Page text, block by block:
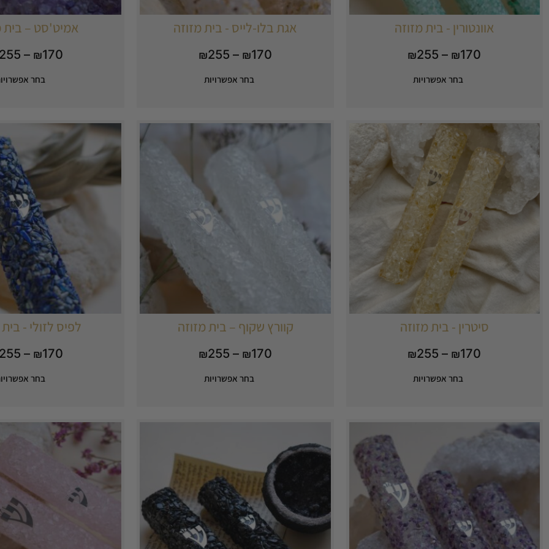
אוונטורין - בית מזוזה
₪170
–
₪255
בחר אפשרויות
אגת בלו-לייס - בית מזוזה
₪170
–
₪255
בחר אפשרויות
אמיט'סט – בית
₪170
–
בחר
סיטרין - בית מזוזה
₪170
–
₪255
בחר אפשרויות
קוורץ שקוף – בית מזוזה
₪170
–
₪255
בחר אפשרויות
לפיס לזולי -
₪170
–
בחר